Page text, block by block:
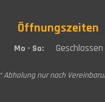
Öffnungszeiten
Mo - So: Geschlossen
* Abholung nur nach